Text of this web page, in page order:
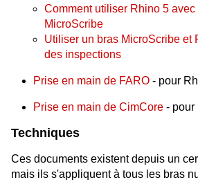
Comment utiliser Rhino 5 avec
MicroScribe
Utiliser un bras MicroScribe et
des inspections
Prise en main de FARO - pour
Prise en main de CimCore - pour
Techniques
Ces documents existent depuis un
mais ils s'appliquent à tous les bras